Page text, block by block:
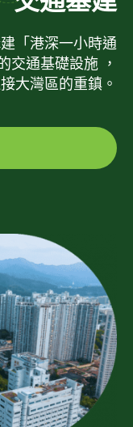
「港深一小時通
交通基礎設施 ，
大灣區的重鎮。